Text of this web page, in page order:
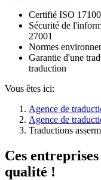
Certifié ISO 17100
Sécurité de
27001
Normes
Garantie d'une
traduction
Vous êtes ici:
Agence de
Agence de
Traductions
Ces
qualité !